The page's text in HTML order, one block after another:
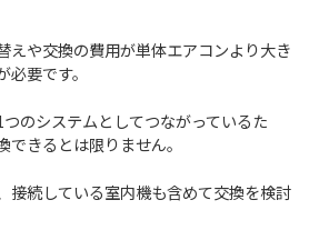
えや交換の費用が単体エアコンより大き
要です。
のシステムとしてつながっているた
きるとは限りません。
接続している室内機も含めて交換を検討